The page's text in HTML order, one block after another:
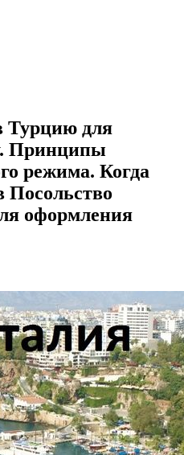
Турцию для
Принципы
режима. Когда
Посольство
оформления